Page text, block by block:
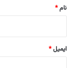
نام*
ایمیل*